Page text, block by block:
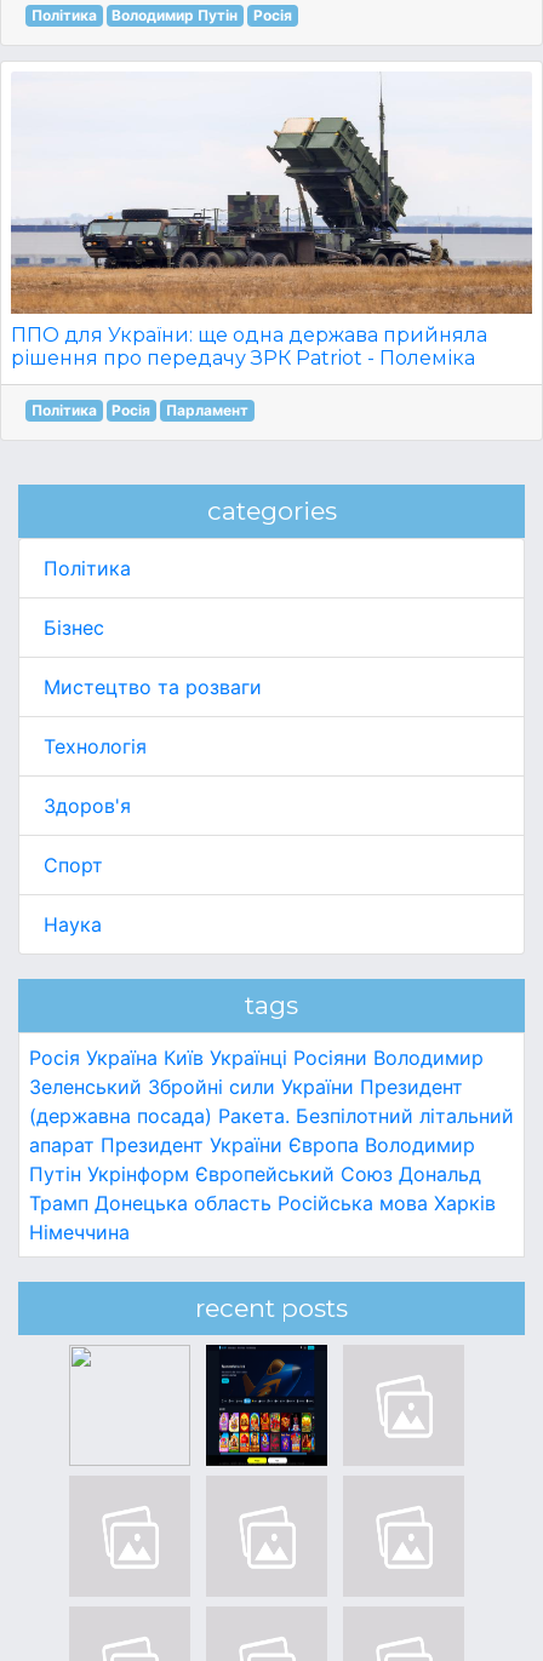
Політика Володимир Путін Росія
ППО для України: ще одна держава прийняла
рішення про передачу ЗРК Patriot - Полеміка
Політика Росія Парламент
categories
Політика
Бізнес
Мистецтво та розваги
Технологія
Здоров'я
Спорт
Наука
tags
Росія Україна Київ Українці Росіяни Володимир
Зеленський Збройні сили України Президент
(державна посада) Ракета. Безпілотний літальний
апарат Президент України Європа Володимир
Путін Укрінформ Європейський Союз Дональд
Трамп Донецька область Російська мова Харків
Німеччина
recent posts